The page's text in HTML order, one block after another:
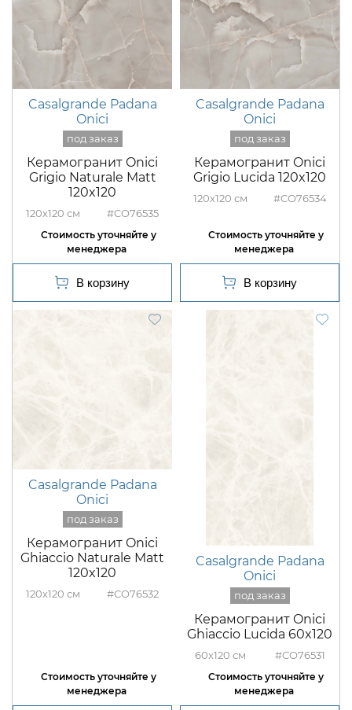
Casalgrande Padana
Onici
Керамогранит Onici
Grigio Naturale Matt
120x120
120x120 #CO76535
Casalgrande Padana
Onici
Керамогранит Onici
Grigio Lucida 120x120
120x120 #CO76534
Casalgrande Padana
Onici
Керамогранит Onici
Ghiaccio Naturale Matt
120x120
120x120 #CO76532
Casalgrande Padana
Onici
Керамогранит Onici
Ghiaccio Lucida 60x120
60x120 #CO76531